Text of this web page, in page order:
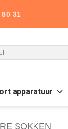
80 31
apparatuur
SOKKEN